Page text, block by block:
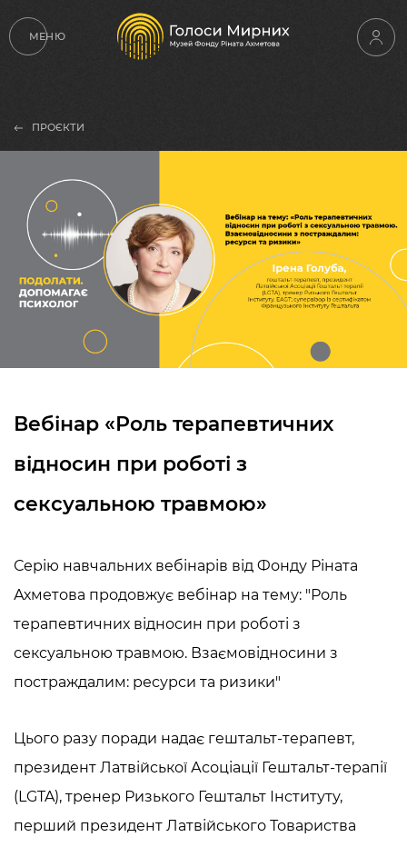
МЕНЮ
ПРОЄКТИ
Вебінар «Роль терапевтичних
відносин при роботі з
сексуальною травмою»
Серію навчальних вебінарів від Фонду Ріната
Ахметова продовжує вебінар на тему: "Роль
терапевтичних відносин при роботі з
сексуальною травмою. Взаємовідносини з
постраждалим: ресурси та ризики"
Цього разу поради надає гештальт-терапевт,
президент Латвійської Асоціації Гештальт-терапії
(LGTA), тренер Ризького Гештальт Інституту,
перший президент Латвійського Товариства